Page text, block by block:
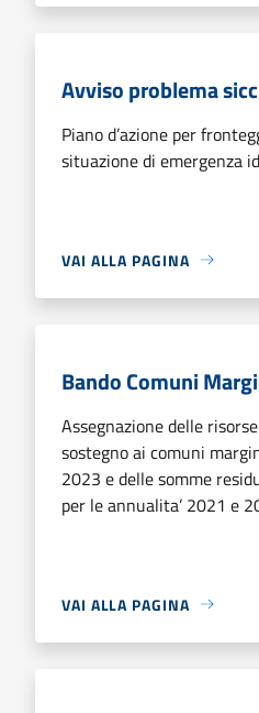
Avviso problema
Piano d’azione per
situazione di emergenza
VAI ALLA PAGINA
Bando Comuni
Assegnazione delle
sostegno ai comuni
2023 e delle somme
per le annualita’ 2021 e
VAI ALLA PAGINA